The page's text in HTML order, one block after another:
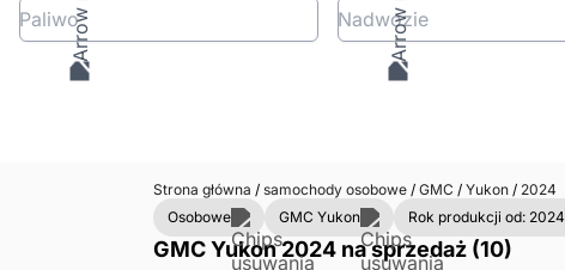
Paliwo Nadwozie
Strona główna /samochody osobowe /GMC /Yukon /2024
Osobowe
GMC Yukon Rok produkcji od: 2024
GMC Yukon 2024 na sprzedaż (10)